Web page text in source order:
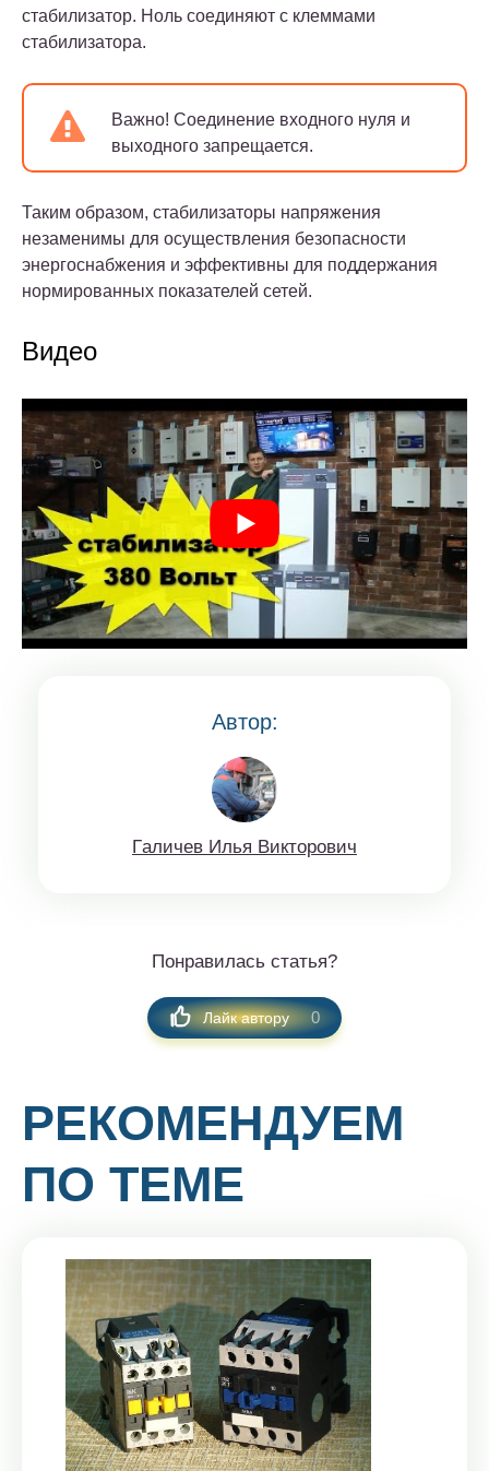
стабилизатор. Ноль соединяют с клеммами
стабилизатора.
Важно! Соединение входного нуля и
выходного запрещается.
Таким образом, стабилизаторы напряжения
незаменимы для осуществления безопасности
энергоснабжения и эффективны для поддержания
нормированных показателей сетей.
Видео
Автор:
Гaличeв Илья Виктoрoвич
Понравилась статья?
Лайк автору 0
РЕКОМЕНДУЕМ
ПО ТЕМЕ